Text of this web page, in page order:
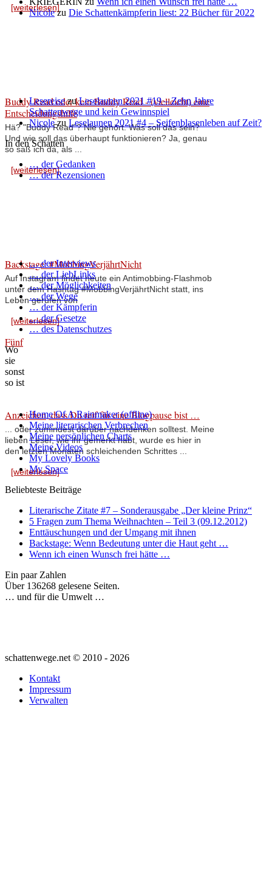
[weiterlesen]
Buddy Read oder kein Buddy Read - (vielleicht) eine
Entscheidungshilfe
Hä? "Buddy Read"? Nie gehört. Was soll das sein?
Und wie soll das überhaupt funktionieren? Ja, genau
so saß ich da, als ...
[weiterlesen]
Backstage: #MobbingVerjährtNicht
Auf Instagram findet heute ein Antimobbing-Flashmob
unter dem Hashtag #MobbingVerjährtNicht statt, ins
Leben gerufen von
[weiterlesen]
Fünf
Anzeichen, dass Du reif für eine Blogpause bist …
... oder zumindest darüber nachdenken solltest. Meine
lieben Leser, wie ihr gemerkt habt, wurde es hier in
den letzten Monaten schleichenden Schrittes ...
[weiterlesen]
Nicolezu Die Schattenkämpferin liest: 22 Bücher für 2022
LesereisezuLeselaunen 2021 #19 – Zehn Jahre
Schattenwege und kein Gewinnspiel
Nicolezu Leselaunen 2021 #4 – Seifenblasenleben auf Zeit?
In den Schatten
… der Gedanken
… der Rezensionen
… der Interviews
… der LiebLinks
… der Möglichkeiten
… der Wege
… der Kämpferin
… der Gesetze
… des Datenschutzes
Wo
sie
sonst
so ist
Home Of A Rainmaker (offline)
Meine literarischen Verbrechen
Meine persönlichen Charts
Meine Videos
My Lovely Books
My Space
Beliebteste Beiträge
Literarische Zitate #7 – Sonderausgabe „Der kleine Prinz“
5 Fragen zum Thema Weihnachten – Teil 3 (09.12.2012)
Enttäuschungen und der Umgang mit ihnen
Backstage: Wenn Bedeutung unter die Haut geht …
Wenn ich einen Wunsch frei hätte …
Ein paar Zahlen
Über 136268 gelesene Seiten.
… und für die Umwelt …
schattenwege.net © 2010 - 2026
Kontakt
Impressum
Verwalten